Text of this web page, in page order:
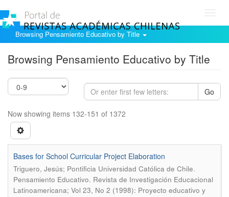
Browsing Pensamiento Educativo by Title
Browsing Pensamiento Educativo by Title
Go
Now showing items 132-151 of 1372
Bases for School Curricular Project Elaboration
Triguero, Jesús; Pontificia Universidad Católica de Chile.
Pensamiento Educativo. Revista de Investigación Educacional
Latinoamericana; Vol 23, No 2 (1998): Proyecto educativo y